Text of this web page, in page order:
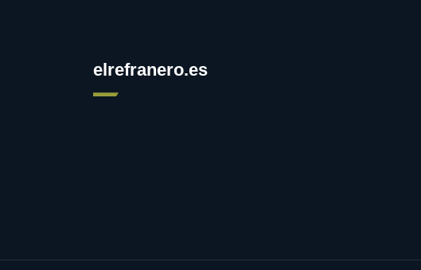
elrefranero.es